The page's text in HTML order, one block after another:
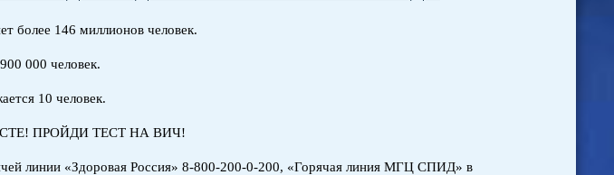
более 146 миллионов человек.
000 человек.
10 человек.
ПРОЙДИ ТЕСТ НА ВИЧ!
линии «Здоровая Россия» 8-800-200-0-200, «Горячая линия МГЦ СПИД» в